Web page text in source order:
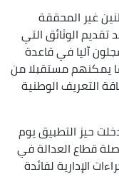
غير المحققة
الوثائق التي
آليا في قاعدة
يمكنهم مستقبلا من
التعريف الوطنية
حيز التطبيق يوم
مواصلة قطاع العدالة في
الإدارية لفائدة